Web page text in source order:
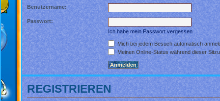
Benutzername:
Passwort:
Ich habe mein Passwort vergessen
Mich bei jedem Besuch automatisch
Meinen Online-Status während dieser
REGISTRIEREN